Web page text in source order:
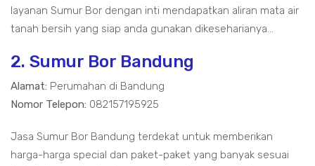
layanan Sumur Bor dengan inti mendapatkan aliran mata air
tanah bersih yang siap anda gunakan dikeseharianya...
2. Sumur Bor Bandung
Alamat: Perumahan di Bandung
Nomor Telepon: 082157195925
Jasa Sumur Bor Bandung terdekat untuk memberikan
harga-harga special dan paket-paket yang banyak sesuai